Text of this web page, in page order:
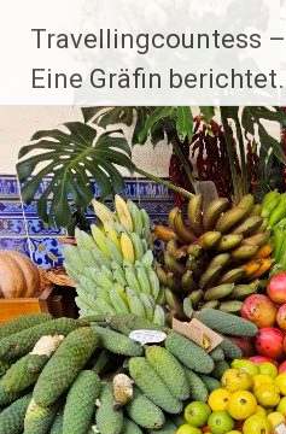
Inhalt
springen
Travellingcountess –
Eine Gräfin berichtet.